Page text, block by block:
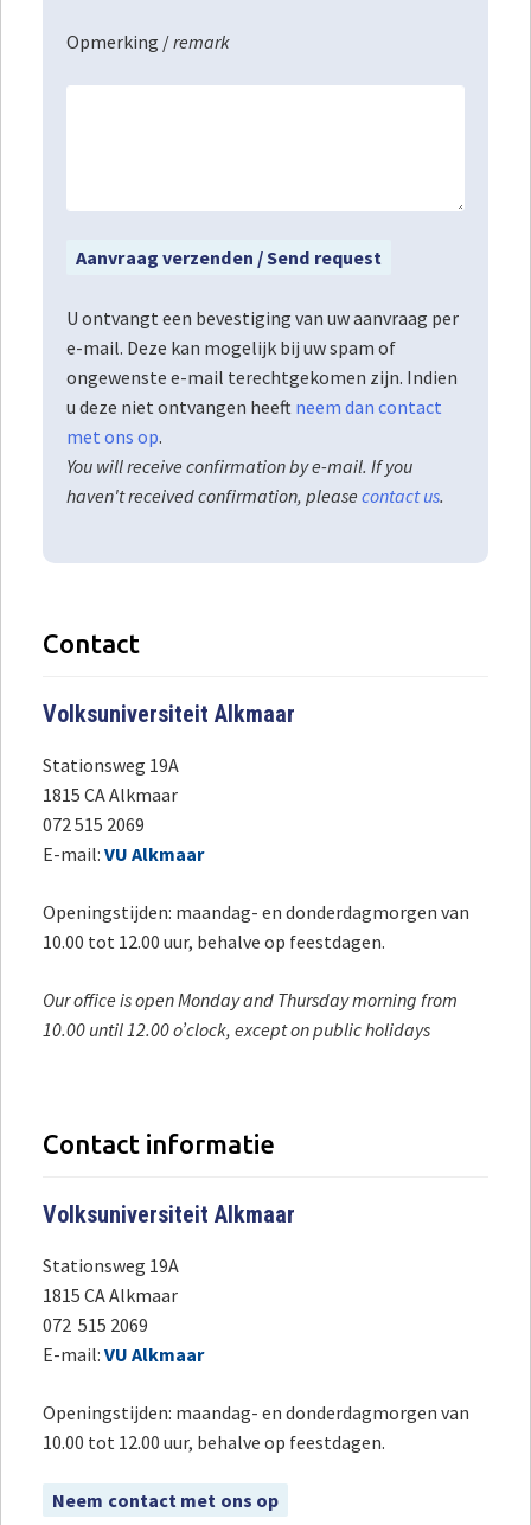
Opmerking /remark
U ontvangt een bevestiging van uw aanvraag per
e-mail. Deze kan mogelijk bij uw spam of
ongewenste e-mail terechtgekomen zijn. Indien
u deze niet ontvangen heeft neem dan contact
met ons op.
You will receive confirmation by e-mail. If you
haven't received confirmation, please contact us.
Contact
Volksuniversiteit Alkmaar
Stationsweg 19A
1815 CA Alkmaar
072 515 2069
E-mail: VU Alkmaar
Openingstijden: maandag- en donderdagmorgen van
10.00 tot 12.00 uur, behalve op feestdagen.
Our office is open Monday and Thursday morning from
10.00 until 12.00 o’clock, except on public holidays
Contact informatie
Volksuniversiteit Alkmaar
Stationsweg 19A
1815 CA Alkmaar
072 515 2069
E-mail: VU Alkmaar
Openingstijden: maandag- en donderdagmorgen van
10.00 tot 12.00 uur, behalve op feestdagen.
Neem contact met ons op